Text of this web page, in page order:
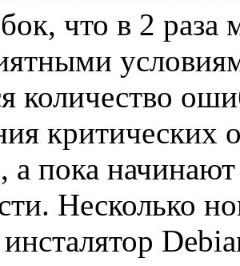
что в 2 раза
количество
критических
а пока
Несколько